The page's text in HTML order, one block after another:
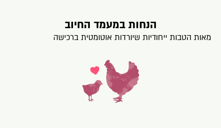
הנחות במעמד החיוב
מאות הטבות ייחודיות שיורדות אוטומטית ברכישה